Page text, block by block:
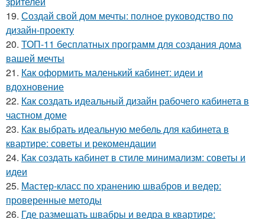
19. Создай свой дом мечты: полное руководство по
дизайн-проекту
20. ТОП-11 бесплатных программ для создания дома
вашей мечты
21. Как оформить маленький кабинет: идеи и
вдохновение
22. Как создать идеальный дизайн рабочего кабинета в
частном доме
23. Как выбрать идеальную мебель для кабинета в
квартире: советы и рекомендации
24. Как создать кабинет в стиле минимализм: советы и
идеи
25. Мастер-класс по хранению швабров и ведер:
проверенные методы
26. Где размещать швабры и ведра в квартире: